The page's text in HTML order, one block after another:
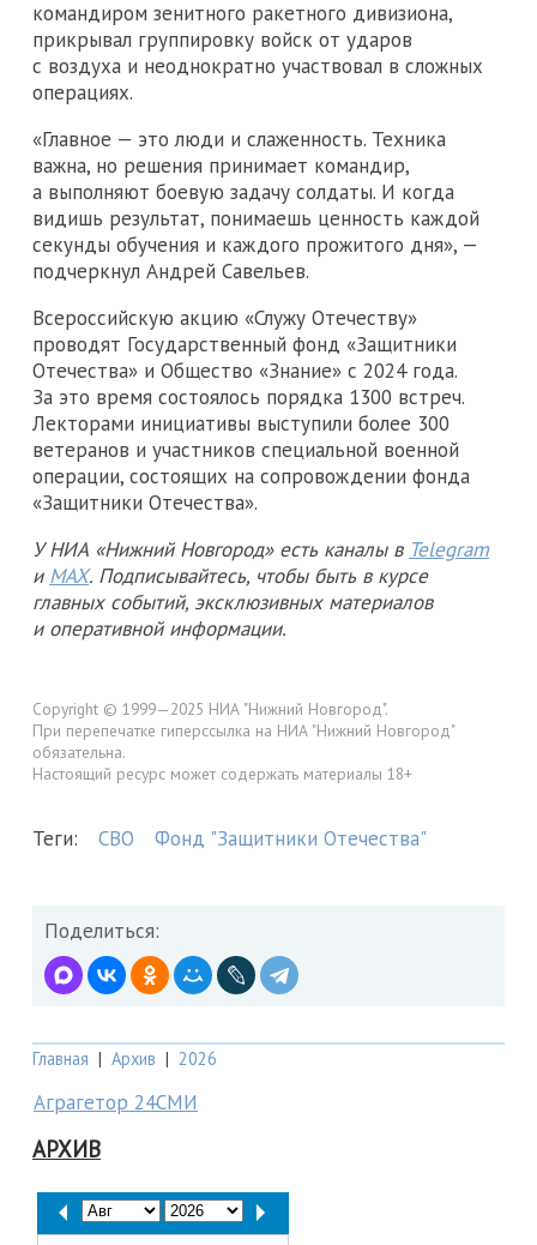
командиром зенитного ракетного дивизиона,
прикрывал группировку войск от ударов
с воздуха и неоднократно участвовал в сложных
операциях.
«Главное — это люди и слаженность. Техника
важна, но решения принимает командир,
а выполняют боевую задачу солдаты. И когда
видишь результат, понимаешь ценность каждой
секунды обучения и каждого прожитого дня», —
подчеркнул Андрей Савельев.
Всероссийскую акцию «Служу Отечеству»
проводят Государственный фонд «Защитники
Отечества» и Общество «Знание» с 2024 года.
За это время состоялось порядка 1300 встреч.
Лекторами инициативы выступили более 300
ветеранов и участников специальной военной
операции, состоящих на сопровождении фонда
«Защитники Отечества».
У НИА «Нижний Новгород» есть каналы в Telegram
и MAX. Подписывайтесь, чтобы быть в курсе
главных событий, эксклюзивных материалов
и оперативной информации.
Copyright © 1999—2025 НИА "Нижний Новгород".
При перепечатке гиперссылка на НИА "Нижний Новгород"
обязательна.
Настоящий ресурс может содержать материалы 18+
Теги: СВО Фонд "Защитники Отечества"
Поделиться:
Главная | Архив | 2026
Аграгетор 24СМИ
АРХИВ